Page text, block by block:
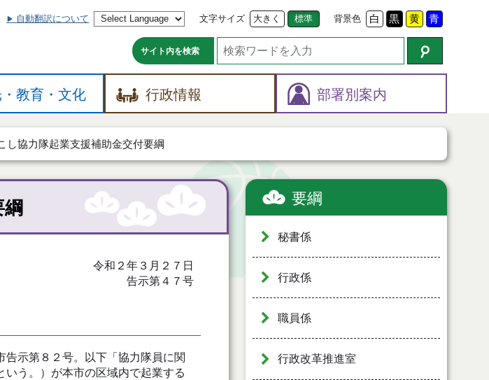
自動翻訳について 文字サイズ 大きく 標準 背景色 白 黒 黄 青
サイト内を検索
教育・文化 行政情報 部署別案内
し協力隊起業支援補助金交付要綱
令和２年３月２７日
告示第４７号
示第８２号。以下「協力隊員に関
う。）が本市の区域内で起業する
要綱
秘書係
行政係
職員係
行政改革推進室